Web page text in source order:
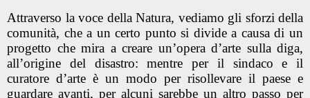
Attraverso la voce della Natura, vediamo gli sforzi della
comunità, che a un certo punto si divide a causa di un
progetto che mira a creare un’opera d’arte sulla diga,
all’origine del disastro: mentre per il sindaco e il
curatore d’arte è un modo per risollevare il paese e
guardare avanti, per alcuni sarebbe un altro passo per